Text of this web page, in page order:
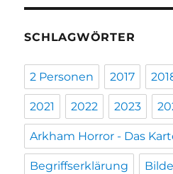
SCHLAGWÖRTER
2 Personen 2017
2021 2022 2023
Arkham Horror - Das
Begriffserklärung